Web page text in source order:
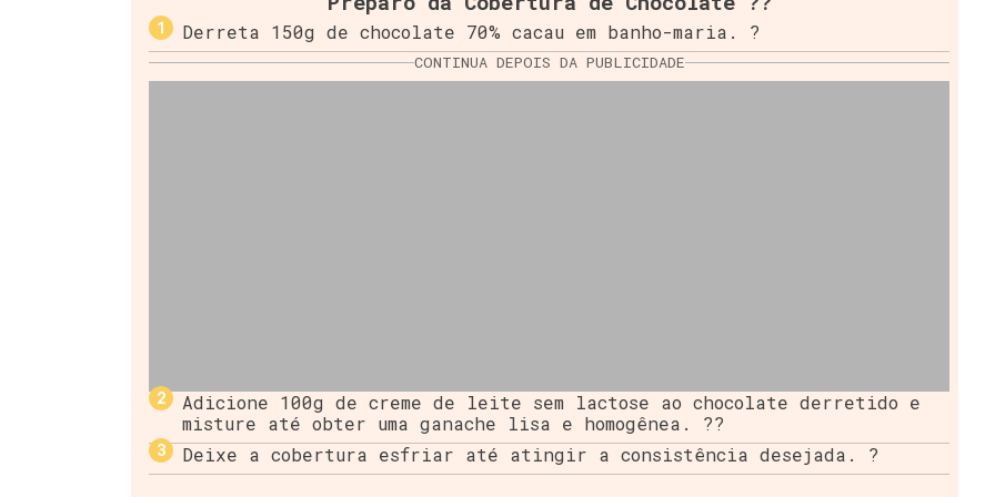
Derreta 150g de chocolate 70% cacau em banho-maria. ?
CONTINUA DEPOIS DA PUBLICIDADE
Adicione 100g de creme de leite sem lactose ao chocolate derretido e
misture até obter uma ganache lisa e homogênea. ??
Deixe a cobertura esfriar até atingir a consistência desejada. ?